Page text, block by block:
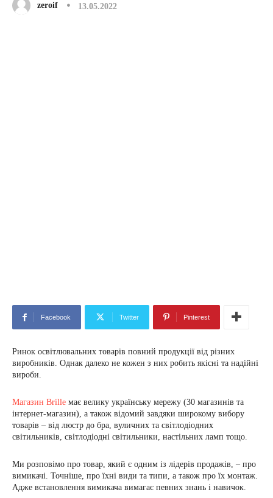
zeroif 13.05.2022
Facebook Twitter Pinterest
Ринок освітлювальних товарів повний продукції від різних
виробників. Однак далеко не кожен з них робить якісні та надійні
вироби.
Магазин Brille має велику українську мережу (30 магазинів та
інтернет-магазин), а також відомий завдяки широкому вибору
товарів – від люстр до бра, вуличних та світлодіодних
світильників, світлодіодні світильники, настільних ламп тощо.
Ми розповімо про товар, який є одним із лідерів продажів, – про
вимикачі. Точніше, про їхні види та типи, а також про їх монтаж.
Адже встановлення вимикача вимагає певних знань і навичок.